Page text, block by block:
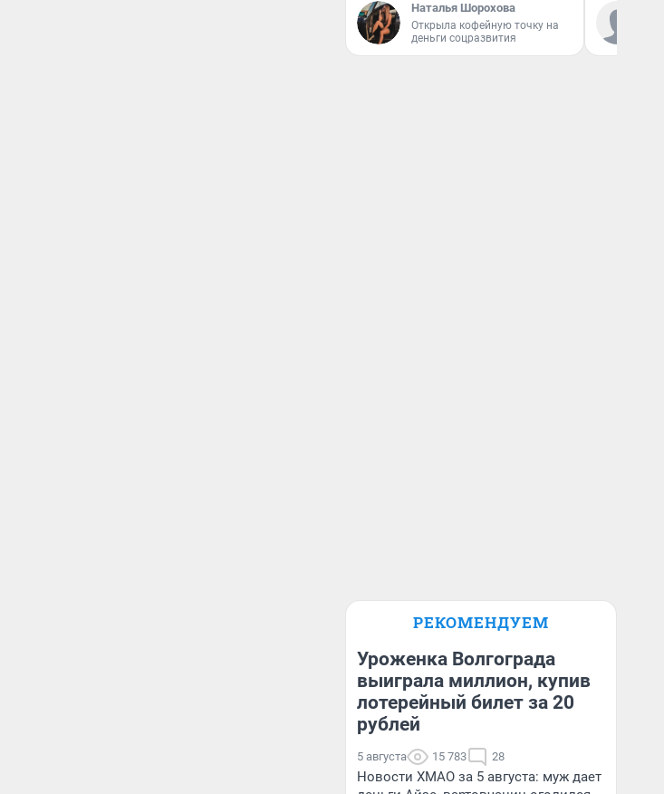
Наталья Шорохова
Открыла кофейную точку на
деньги соцразвития
РЕКОМЕНДУЕМ
Уроженка Волгограда
выиграла миллион, купив
лотерейный билет за 20
рублей
5 августа 15 783 28
Новости ХМАО за 5 августа: муж дает